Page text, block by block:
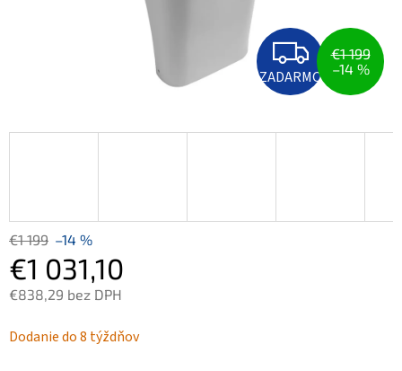
Z
A
D
A
R
ZADARMO
€1 199
–14 %
€1 199 –14 %
€1 031,10
€838,29 bez DPH
cena:
Dodanie do 8 týždňov